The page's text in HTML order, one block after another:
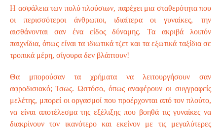
Η ασφάλεια των πολύ πλούσιων, παρέχει μια σταθερότητα που
οι περισσότεροι άνθρωποι, ιδιαίτερα οι γυναίκες, την
αισθάνονται σαν ένα είδος δύναμης. Τα ακριβά λοιπόν
παιχνίδια, όπως είναι τα ιδιωτικά τζετ και τα εξωτικά ταξίδια σε
τροπικά μέρη, σίγουρα δεν βλάπτουν!
Θα μπορούσαν τα χρήματα να λειτουργήσουν σαν
αφροδισιακό; Ίσως. Ωστόσο, όπως αναφέρουν οι συγγραφείς
μελέτης, μπορεί οι οργασμοί που προέρχονται από τον πλούτο,
να είναι αποτέλεσμα της εξέλιξης που βοηθά τις γυναίκες να
διακρίνουν τον ικανότερο και εκείνον με τις μεγαλύτερες